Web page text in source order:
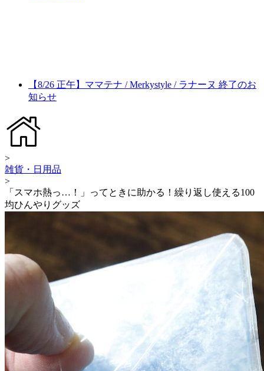
【8/26 正午】ママテナ / Merkystyle / ラナーヌ 終了のお
知らせ
>
雑貨・日用品
>
「スマホ熱っ…！」ってときに助かる！繰り返し使える100
均ひんやりグッズ